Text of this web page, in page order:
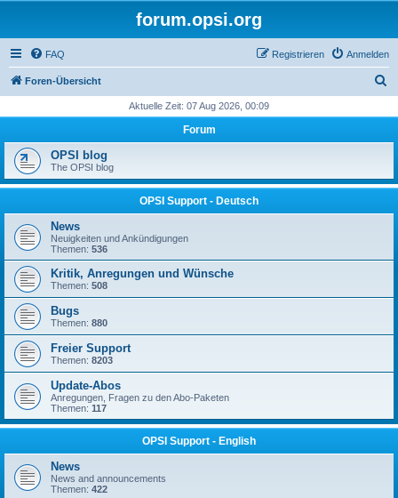
forum.opsi.org
FAQ Anmelden
Registrieren
Foren-Übersicht
h
Aktuelle Zeit: 07 Aug 2026, 00:09
Forum
OPSI blog
The OPSI blog
OPSI Support - Deutsch
News
Neuigkeiten und Ankündigungen
Themen: 536
Kritik, Anregungen und Wünsche
Themen: 508
Bugs
Themen: 880
Freier Support
Themen: 8203
Update-Abos
Anregungen, Fragen zu den Abo-Paketen
Themen: 117
OPSI Support - English
News
News and announcements
Themen: 422